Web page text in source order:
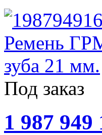
Под заказ
1 987